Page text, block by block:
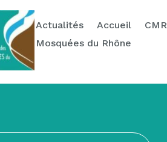
Actualités Accueil
Mosquées du Rhône
Ressources